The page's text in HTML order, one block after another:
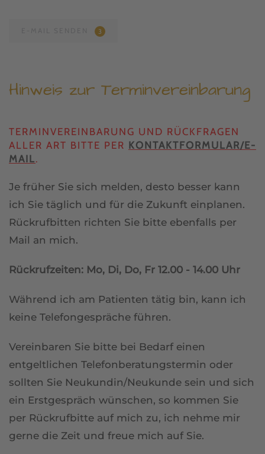
3
Hinweis zur Terminvereinbarung
TERMINVEREINBARUNG UND RÜCKFRAGEN
ALLER ART BITTE PER KONTAKTFORMULAR/E-
MAIL.
Je früher Sie sich melden, desto besser kann
ich Sie täglich und für die Zukunft einplanen.
Rückrufbitten richten Sie bitte ebenfalls per
Mail an mich.
Rückrufzeiten: Mo, Di, Do, Fr 12.00 - 14.00 Uhr
Während ich am Patienten tätig bin, kann ich
keine Telefongespräche führen.
Vereinbaren Sie bitte bei Bedarf einen
entgeltlichen Telefonberatungstermin oder
sollten Sie Neukundin/Neukunde sein und sich
ein Erstgespräch wünschen, so kommen Sie
per Rückrufbitte auf mich zu, ich nehme mir
gerne die Zeit und freue mich auf Sie.